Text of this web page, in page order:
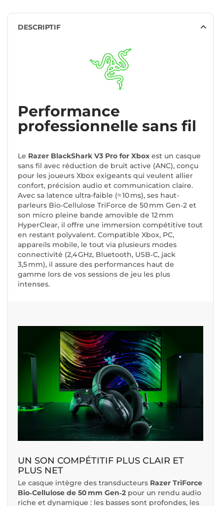
DESCRIPTIF
Performance
professionnelle sans fil
Le Razer BlackShark V3 Pro for Xbox est un casque
sans fil avec réduction de bruit active (ANC), conçu
pour les joueurs Xbox exigeants qui veulent allier
confort, précision audio et communication claire.
Avec sa latence ultra-faible (≈ 10 ms), ses haut-
parleurs Bio‑Cellulose TriForce de 50 mm Gen‑2 et
son micro pleine bande amovible de 12 mm
HyperClear, il offre une immersion compétitive tout
en restant polyvalent. Compatible Xbox, PC,
appareils mobile, le tout via plusieurs modes
connectivité (2,4 GHz, Bluetooth, USB‑C, jack
3,5 mm), il assure des performances haut de
gamme lors de vos sessions de jeu les plus
intenses.
UN SON COMPÉTITIF PLUS CLAIR ET
PLUS NET
Le casque intègre des transducteurs Razer TriForce
Bio‑Cellulose de 50 mm Gen‑2 pour un rendu audio
riche et dynamique : les basses sont profondes, les